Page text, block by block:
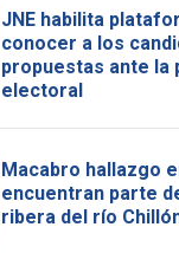
JNE habilita
conocer a los
propuestas ante la
electoral
Macabro hallazgo
encuentran parte
ribera del río